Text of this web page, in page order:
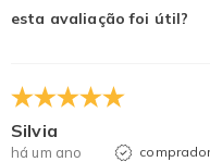
esta avaliação foi útil?
Silvia
há um ano